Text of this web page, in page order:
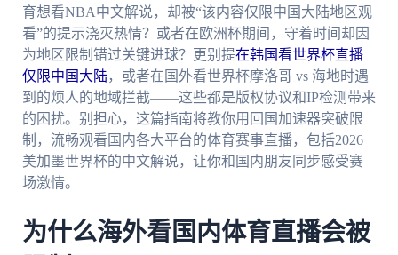
育想看NBA中文解说，却被“该内容仅限中国大陆地区观
看”的提示浇灭热情？或者在欧洲杯期间，守着时间却因
为地区限制错过关键进球？更别提在韩国看世界杯直播
仅限中国大陆，或者在国外看世界杯摩洛哥 vs 海地时遇
到的烦人的地域拦截——这些都是版权协议和IP检测带来
的困扰。别担心，这篇指南将教你用回国加速器突破限
制，流畅观看国内各大平台的体育赛事直播，包括2026
美加墨世界杯的中文解说，让你和国内朋友同步感受赛
场激情。
为什么海外看国内体育直播会被